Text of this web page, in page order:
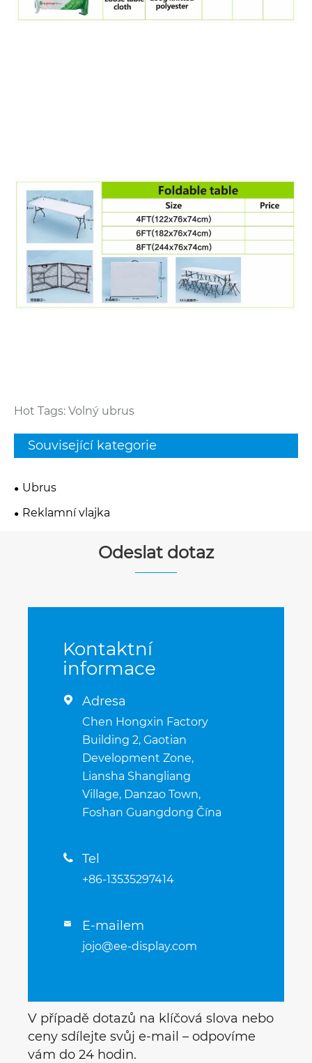
Hot Tags: Volný ubrus
Související kategorie
Ubrus
Reklamní vlajka
Odeslat dotaz
Kontaktní
informace
 Adresa
Chen Hongxin Factory
Building 2, Gaotian
Development Zone,
Liansha Shangliang
Village, Danzao Town,
Foshan Guangdong Čína
 Tel
+86-13535297414
 E-mailem
jojo@ee-display.com
V případě dotazů na klíčová slova nebo
ceny sdílejte svůj e-mail – odpovíme
vám do 24 hodin.